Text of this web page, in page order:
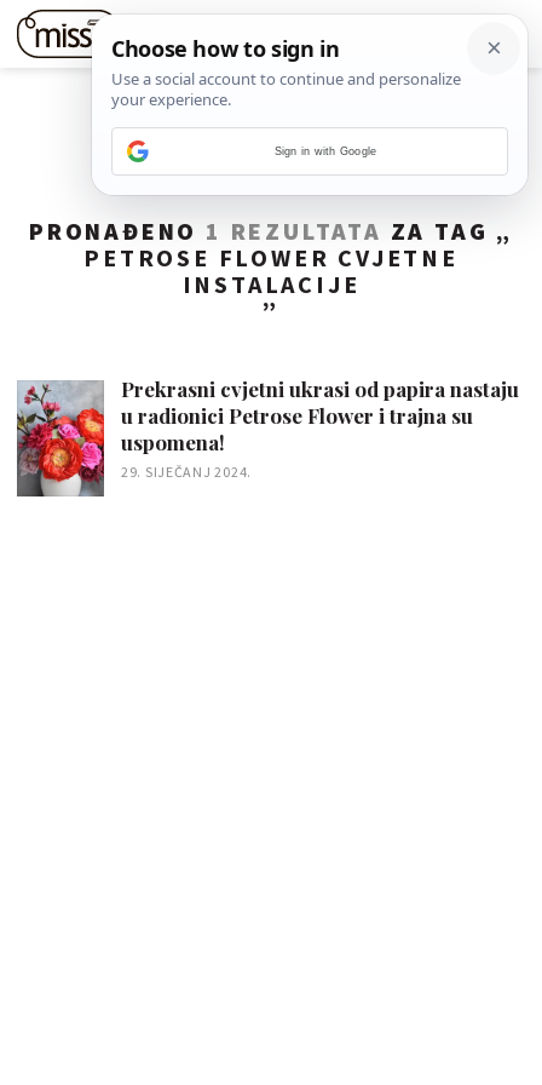
PRONAĐENO 1 REZULTATA ZA TAG „
PETROSE FLOWER CVJETNE
INSTALACIJE
”
Prekrasni cvjetni ukrasi od papira nastaju
u radionici Petrose Flower i trajna su
uspomena!
29. SIJEČANJ 2024.
Sign in with Google